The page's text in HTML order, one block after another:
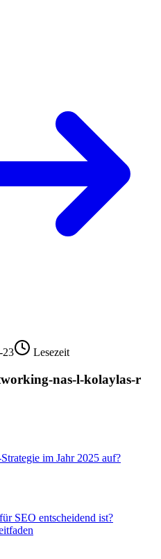
23 Lesezeit
nas-l-kolaylas-r
im Jahr 2025 auf?
SEO entscheidend ist?